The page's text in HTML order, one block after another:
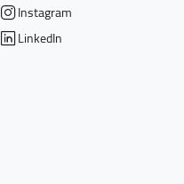
Instagram
LinkedIn